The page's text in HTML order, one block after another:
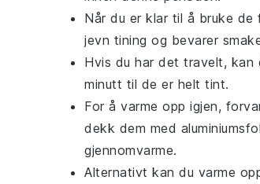
Når du er klar til å bruke de
jevn tining og bevarer
Hvis du har det travelt, kan
minutt til de er helt tint.
For å varme opp igjen,
dekk dem med
gjennomvarme.
Alternativt kan du varme